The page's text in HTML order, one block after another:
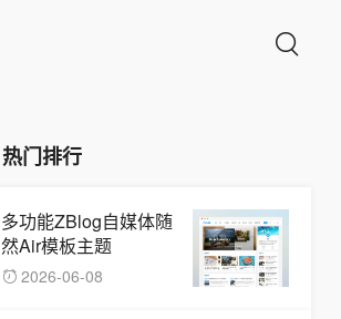
热门排行
多功能ZBlog自媒体随
然Air模板主题
2026-06-08